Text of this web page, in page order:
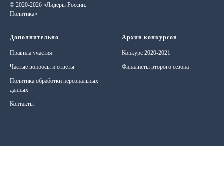
© 2020-2026 «Лидеры России.
Политика»
Дополнительно
Правила участия
Частые вопросы и ответы
Политика обработки персональных
данных
Контакты
Архив конкурсов
Конкурс 2020-2021
Финалисты второго сезона